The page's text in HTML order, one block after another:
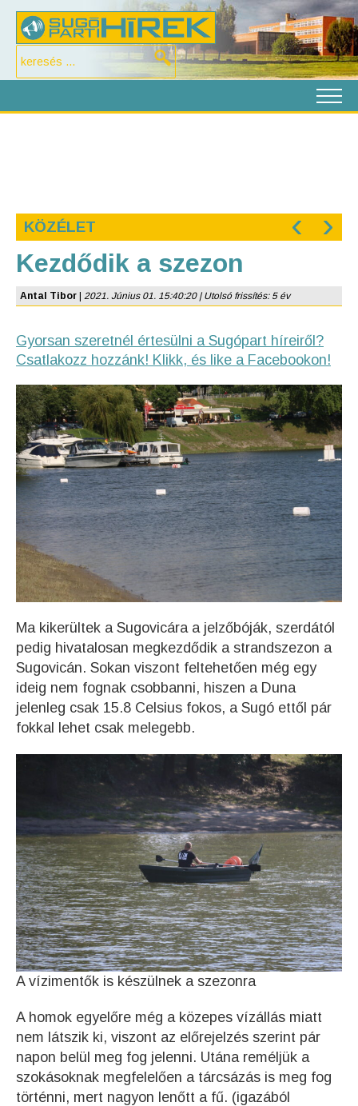
KÖZÉLET ‹ ›
Kezdődik a szezon
Antal Tibor 2021. Június 01. 15:40:20 | Utolsó frissítés: 5 év
Gyorsan szeretnél értesülni a Sugópart híreiről?
Csatlakozz hozzánk! Klikk, és like a Facebookon!
Ma kikerültek a Sugovicára a jelzőbóják, szerdától
pedig hivatalosan megkezdődik a strandszezon a
Sugovicán. Sokan viszont feltehetően még egy
ideig nem fognak csobbanni, hiszen a Duna
jelenleg csak 15.8 Celsius fokos, a Sugó ettől pár
fokkal lehet csak melegebb.
A vízimentők is készülnek a szezonra
A homok egyelőre még a közepes vízállás miatt
nem látszik ki, viszont az előrejelzés szerint pár
napon belül meg fog jelenni. Utána reméljük a
szokásoknak megfelelően a tárcsázás is meg fog
történni, mert nagyon lenőtt a fű. (igazából